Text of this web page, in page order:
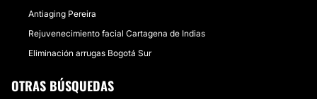
Antiaging Pereira
Rejuvenecimiento facial Cartagena de Indias
Eliminación arrugas Bogotá Sur
OTRAS BÚSQUEDAS